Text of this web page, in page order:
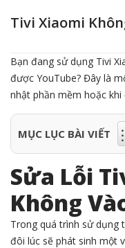
Tivi Xiaomi
Bạn đang sử dụng Tivi
được YouTube? Đây là
nhật phần mềm hoặc
này, chúng tôi sẽ hướng
đưa ra các giải pháp
truy cập lại YouTube
trước nhé!
MỤC LỤC BÀI VIẾT
Sửa Lỗi
Không
Trong quá trình sử dụng
đôi lúc sẽ phát sinh một